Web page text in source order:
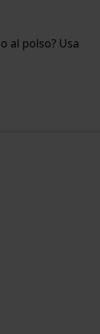
al polso? Usa